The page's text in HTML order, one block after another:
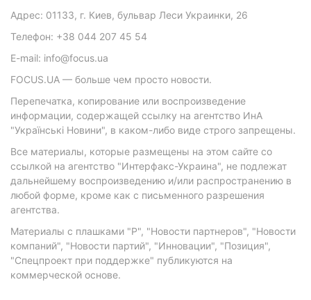
Адрес: 01133, г. Киев, бульвар Леси Украинки, 26
Телефон: +38 044 207 45 54
E-mail: info@focus.ua
FOCUS.UA — больше чем просто новости.
Перепечатка, копирование или воспроизведение
информации, содержащей ссылку на агентство ИнА
"Українські Новини", в каком-либо виде строго запрещены.
Все материалы, которые размещены на этом сайте со
ссылкой на агентство "Интерфакс-Украина", не подлежат
дальнейшему воспроизведению и/или распространению в
любой форме, кроме как с письменного разрешения
агентства.
Материалы с плашками "Р", "Новости партнеров", "Новости
компаний", "Новости партий", "Инновации", "Позиция",
"Спецпроект при поддержке" публикуются на
коммерческой основе.